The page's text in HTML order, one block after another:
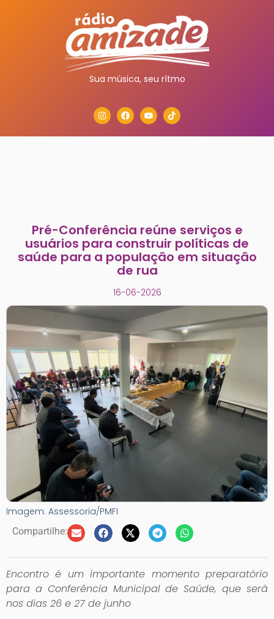
Sua música, seu rítmo
Pré-Conferência reúne serviços e
usuários para construir políticas de
saúde para a população em situação
de rua
16-06-2026
Imagem: Assessoria/PMFI
Compartilhe:
Encontro é um importante momento preparatório
para a Conferência Municipal de Saúde, que será
nos dias 26 e 27 de junho